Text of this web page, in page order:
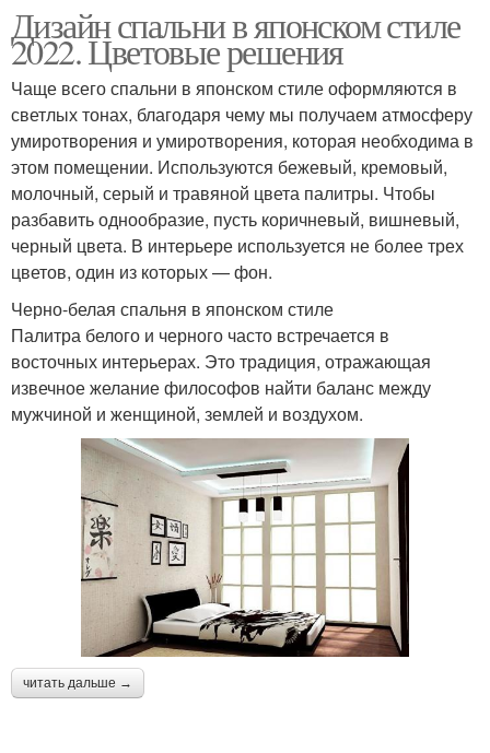
Дизайн спальни в японском стиле
2022. Цветовые решения
Чаще всего спальни в японском стиле оформляются в
светлых тонах, благодаря чему мы получаем атмосферу
умиротворения и умиротворения, которая необходима в
этом помещении. Используются бежевый, кремовый,
молочный, серый и травяной цвета палитры. Чтобы
разбавить однообразие, пусть коричневый, вишневый,
черный цвета. В интерьере используется не более трех
цветов, один из которых — фон.
Черно-белая спальня в японском стиле
Палитра белого и черного часто встречается в
восточных интерьерах. Это традиция, отражающая
извечное желание философов найти баланс между
мужчиной и женщиной, землей и воздухом.
читать дальше →